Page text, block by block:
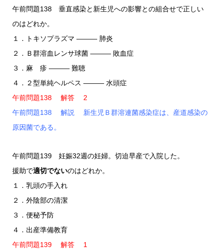
午前問題138 垂直感染と新生児への影響との組合せで正しい
のはどれか。
１．トキソプラズマ ――― 肺炎
２．Ｂ群溶血レンサ球菌 ――― 敗血症
３．麻 疹 ――― 難聴
４．２型単純ヘルペス ――― 水頭症
午前問題138 解答 2
午前問題138 解説 新生児Ｂ群溶連菌感染症は、産道感染の
原因菌である。
午前問題139 妊娠32週の妊婦。切迫早産で入院した。
援助で適切でないのはどれか。
１．乳頭の手入れ
２．外陰部の清潔
３．便秘予防
４．出産準備教育
午前問題139 解答 1